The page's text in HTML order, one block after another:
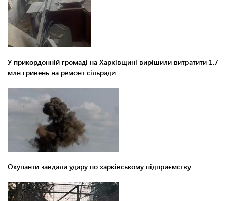
У прикордонній громаді на Харківщині вирішили витратити 1,7
млн гривень на ремонт сільради
Окупанти завдали удару по харківському підприємству